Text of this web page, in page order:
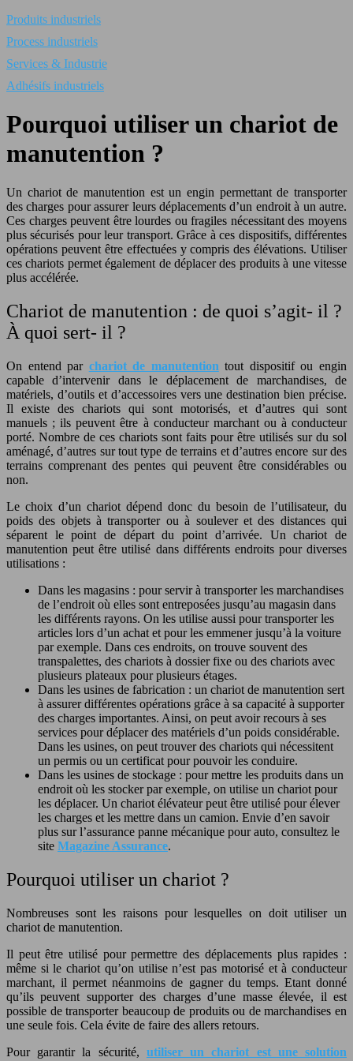
Produits industriels
Process industriels
Services & Industrie
Adhésifs industriels
Pourquoi utiliser un chariot de
manutention ?
Un chariot de manutention est un engin permettant de transporter
des charges pour assurer leurs déplacements d’un endroit à un autre.
Ces charges peuvent être lourdes ou fragiles nécessitant des moyens
plus sécurisés pour leur transport. Grâce à ces dispositifs, différentes
opérations peuvent être effectuées y compris des élévations. Utiliser
ces chariots permet également de déplacer des produits à une vitesse
plus accélérée.
Chariot de manutention : de quoi s’agit- il ?
À quoi sert- il ?
On entend par chariot de manutention tout dispositif ou engin
capable d’intervenir dans le déplacement de marchandises, de
matériels, d’outils et d’accessoires vers une destination bien précise.
Il existe des chariots qui sont motorisés, et d’autres qui sont
manuels ; ils peuvent être à conducteur marchant ou à conducteur
porté. Nombre de ces chariots sont faits pour être utilisés sur du sol
aménagé, d’autres sur tout type de terrains et d’autres encore sur des
terrains comprenant des pentes qui peuvent être considérables ou
non.
Le choix d’un chariot dépend donc du besoin de l’utilisateur, du
poids des objets à transporter ou à soulever et des distances qui
séparent le point de départ du point d’arrivée. Un chariot de
manutention peut être utilisé dans différents endroits pour diverses
utilisations :
Dans les magasins : pour servir à transporter les marchandises
de l’endroit où elles sont entreposées jusqu’au magasin dans
les différents rayons. On les utilise aussi pour transporter les
articles lors d’un achat et pour les emmener jusqu’à la voiture
par exemple. Dans ces endroits, on trouve souvent des
transpalettes, des chariots à dossier fixe ou des chariots avec
plusieurs plateaux pour plusieurs étages.
Dans les usines de fabrication : un chariot de manutention sert
à assurer différentes opérations grâce à sa capacité à supporter
des charges importantes. Ainsi, on peut avoir recours à ses
services pour déplacer des matériels d’un poids considérable.
Dans les usines, on peut trouver des chariots qui nécessitent
un permis ou un certificat pour pouvoir les conduire.
Dans les usines de stockage : pour mettre les produits dans un
endroit où les stocker par exemple, on utilise un chariot pour
les déplacer. Un chariot élévateur peut être utilisé pour élever
les charges et les mettre dans un camion. Envie d’en savoir
plus sur l’assurance panne mécanique pour auto, consultez le
site Magazine Assurance.
Pourquoi utiliser un chariot ?
Nombreuses sont les raisons pour lesquelles on doit utiliser un
chariot de manutention.
Il peut être utilisé pour permettre des déplacements plus rapides :
même si le chariot qu’on utilise n’est pas motorisé et à conducteur
marchant, il permet néanmoins de gagner du temps. Etant donné
qu’ils peuvent supporter des charges d’une masse élevée, il est
possible de transporter beaucoup de produits ou de marchandises en
une seule fois. Cela évite de faire des allers retours.
Pour garantir la sécurité, utiliser un chariot est une solution